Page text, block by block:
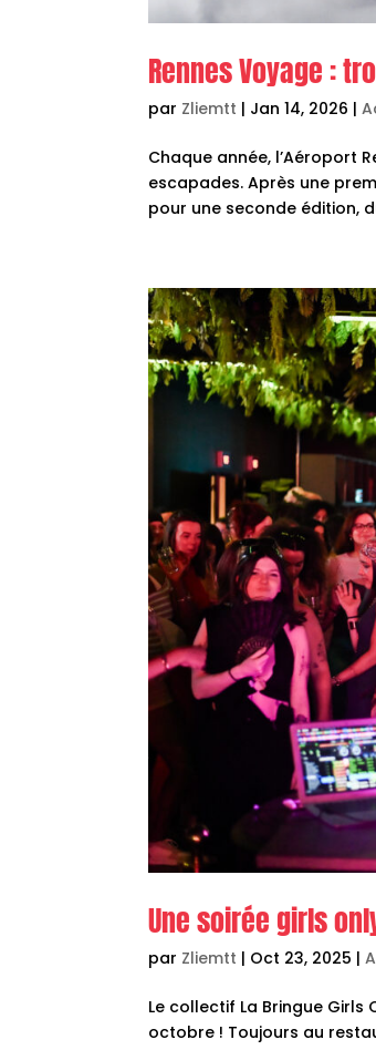
Rennes Voyage :
par Zliemtt | Jan 14, 2026 |
Chaque année, l’Aéroport
escapades. Après une
pour une seconde édition,
Une soirée girls
par Zliemtt | Oct 23, 2025 |
Le collectif La Bringue Girls
octobre ! Toujours au